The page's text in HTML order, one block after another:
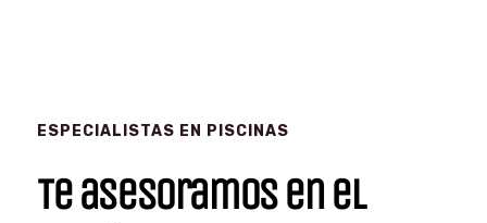
ESPECIALISTAS EN PISCINAS
Te asesoramos en el